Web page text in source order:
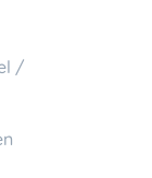
/